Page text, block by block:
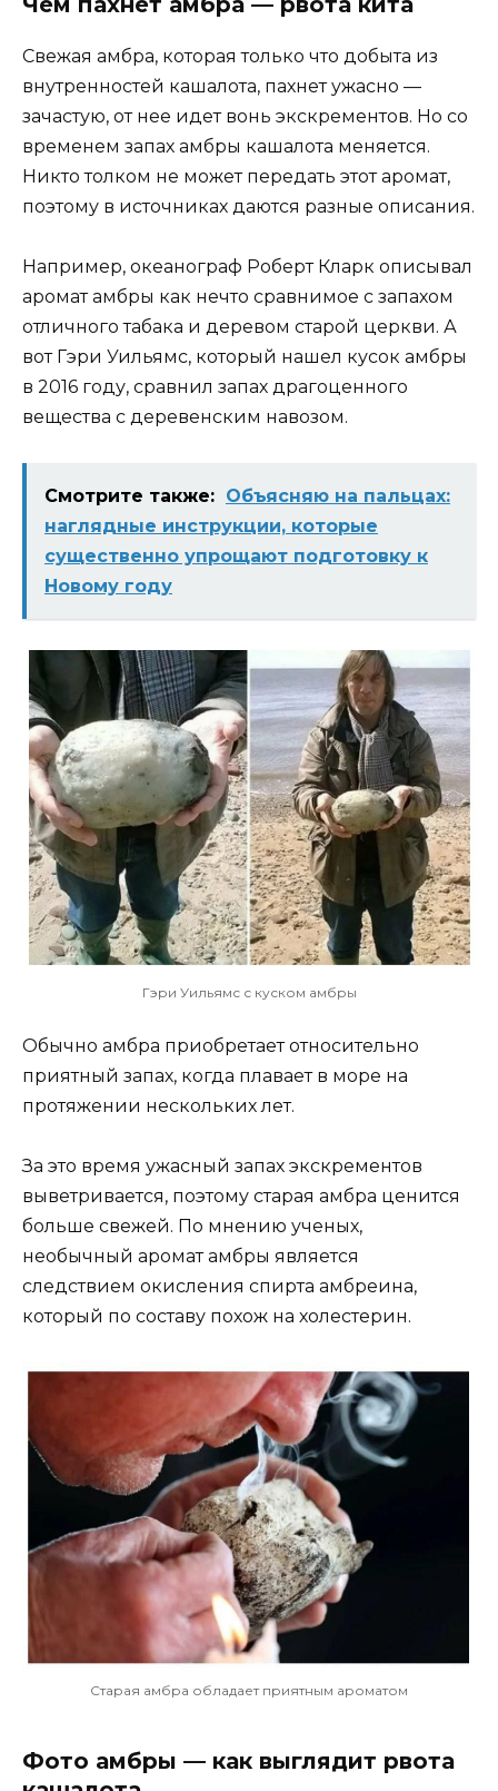
Свежая амбра, которая только что добыта из
внутренностей кашалота, пахнет ужасно —
зачастую, от нее идет вонь экскрементов. Но со
временем запах амбры кашалота меняется.
Никто толком не может передать этот аромат,
поэтому в источниках даются разные описания.
Например, океанограф Роберт Кларк описывал
аромат амбры как нечто сравнимое с запахом
отличного табака и деревом старой церкви. А
вот Гэри Уильямс, который нашел кусок амбры
в 2016 году, сравнил запах драгоценного
вещества с деревенским навозом.
Смотрите также: Объясняю на пальцах:
наглядные инструкции, которые
существенно упрощают подготовку к
Новому году
Гэри Уильямс с куском амбры
Обычно амбра приобретает относительно
приятный запах, когда плавает в море на
протяжении нескольких лет.
За это время ужасный запах экскрементов
выветривается, поэтому старая амбра ценится
больше свежей. По мнению ученых,
необычный аромат амбры является
следствием окисления спирта амбреина,
который по составу похож на холестерин.
Старая амбра обладает приятным ароматом
Фото амбры — как выглядит рвота